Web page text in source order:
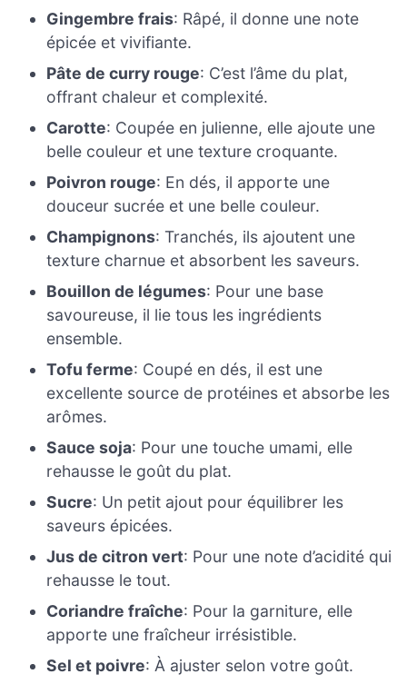
Gingembre frais: Râpé, il donne une note
épicée et vivifiante.
Pâte de curry rouge: C’est l’âme du plat,
offrant chaleur et complexité.
Carotte: Coupée en julienne, elle ajoute une
belle couleur et une texture croquante.
Poivron rouge: En dés, il apporte une
douceur sucrée et une belle couleur.
Champignons: Tranchés, ils ajoutent une
texture charnue et absorbent les saveurs.
Bouillon de légumes: Pour une base
savoureuse, il lie tous les ingrédients
ensemble.
Tofu ferme: Coupé en dés, il est une
excellente source de protéines et absorbe les
arômes.
Sauce soja: Pour une touche umami, elle
rehausse le goût du plat.
Sucre: Un petit ajout pour équilibrer les
saveurs épicées.
Jus de citron vert: Pour une note d’acidité qui
rehausse le tout.
Coriandre fraîche: Pour la garniture, elle
apporte une fraîcheur irrésistible.
Sel et poivre: À ajuster selon votre goût.